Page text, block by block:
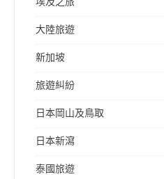
大陸旅遊
新加坡
旅遊糾紛
日本岡山及鳥取
日本新瀉
泰國旅遊